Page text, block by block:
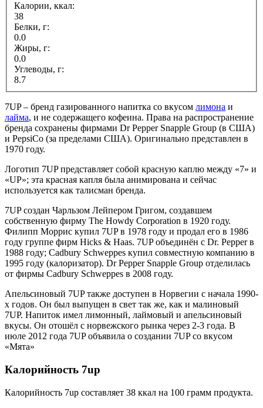
Калории, ккал:
38
Белки, г:
0.0
Жиры, г:
0.0
Углеводы, г:
8.7
7UP – бренд газированного напитка со вкусом лимона и
лайма, и не содержащего кофеина. Права на распространение
бренда сохранены фирмами Dr Pepper Snapple Group (в США)
и PepsiCo (за пределами США). Оригинально представлен в
1970 году.
Логотип 7UP представляет собой красную каплю между «7» и
«UP»; эта красная капля была анимирована и сейчас
используется как талисман бренда.
7UP создан Чарльзом Лейпером Григом, создавшем
собственную фирму The Howdy Corporation в 1920 году.
Филипп Моррис купил 7UP в 1978 году и продал его в 1986
году группе фирм Hicks & Haas. 7UP объединён с Dr. Pepper в
1988 году; Cadbury Schweppes купил совместную компанию в
1995 году (калоризатор). Dr Pepper Snapple Group отделилась
от фирмы Cadbury Schweppes в 2008 году.
Апельсиновый 7UP также доступен в Норвегии с начала 1990-
х годов. Он был выпущен в свет так же, как и малиновый
7UP. Напиток имел лимонный, лаймовый и апельсиновый
вкусы. Он отошёл с норвежского рынка через 2-3 года. В
июле 2012 года 7UP объявила о создании 7UP со вкусом
«Мята»
Калорийность 7up
Калорийность 7up составляет 38 ккал на 100 грамм продукта.